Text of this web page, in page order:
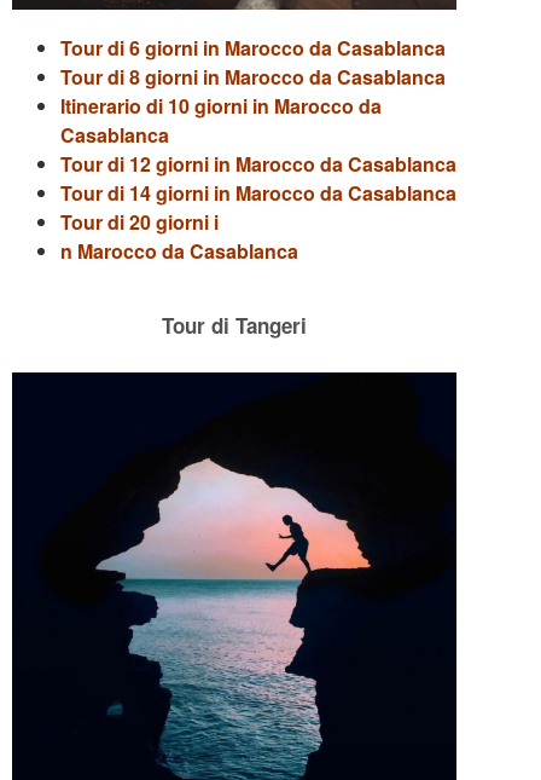
Tour di 6 giorni in Marocco da Casablanca
Tour di 8 giorni in Marocco da Casablanca
Itinerario di 10 giorni in Marocco da
Casablanca
Tour di 12 giorni in Marocco da Casablanca
Tour di 14 giorni in Marocco da Casablanca
Tour di 20 giorni i
n Marocco da Casablanca
Tour di Tangeri